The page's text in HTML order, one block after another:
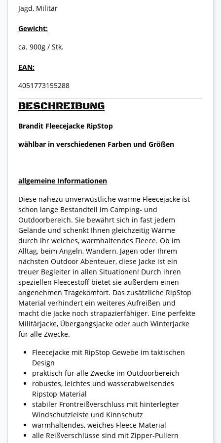
BESCHREIBUNG
Brandit Fleecejacke RipStop
wählbar in verschiedenen Farben und Größen
allgemeine Informationen
Diese nahezu unverwüstliche warme Fleecejacke ist
schon lange Bestandteil im Camping- und
Outdoorbereich. Sie bewährt sich in fast jedem
Gelände und schenkt Ihnen gleichzeitig Wärme
durch ihr weiches, warmhaltendes Fleece. Ob im
Alltag, beim Angeln, Wandern, Jagen oder Ihrem
nächsten Outdoor Abenteuer, diese Jacke ist ein
treuer Begleiter in allen Situationen! Durch ihren
speziellen Fleecestoff bietet sie außerdem einen
angenehmen Tragekomfort. Das zusätzliche RipStop
Material verhindert ein weiteres Aufreißen und
macht die Jacke noch strapazierfähiger. Eine perfekte
Militärjacke, Übergangsjacke oder auch Winterjacke
für alle Zwecke.
Fleecejacke mit RipStop Gewebe im taktischen
Design
praktisch für alle Zwecke im Outdoorbereich
robustes, leichtes und wasserabweisendes
Ripstop Material
stabiler Frontreißverschluss mit hinterlegter
Windschutzleiste und Kinnschutz
warmhaltendes, weiches Fleece Material
alle Reißverschlüsse sind mit Zipper-Pullern
Jagd, Militär
Gewicht:
ca. 900g / Stk.
EAN:
4051773155288